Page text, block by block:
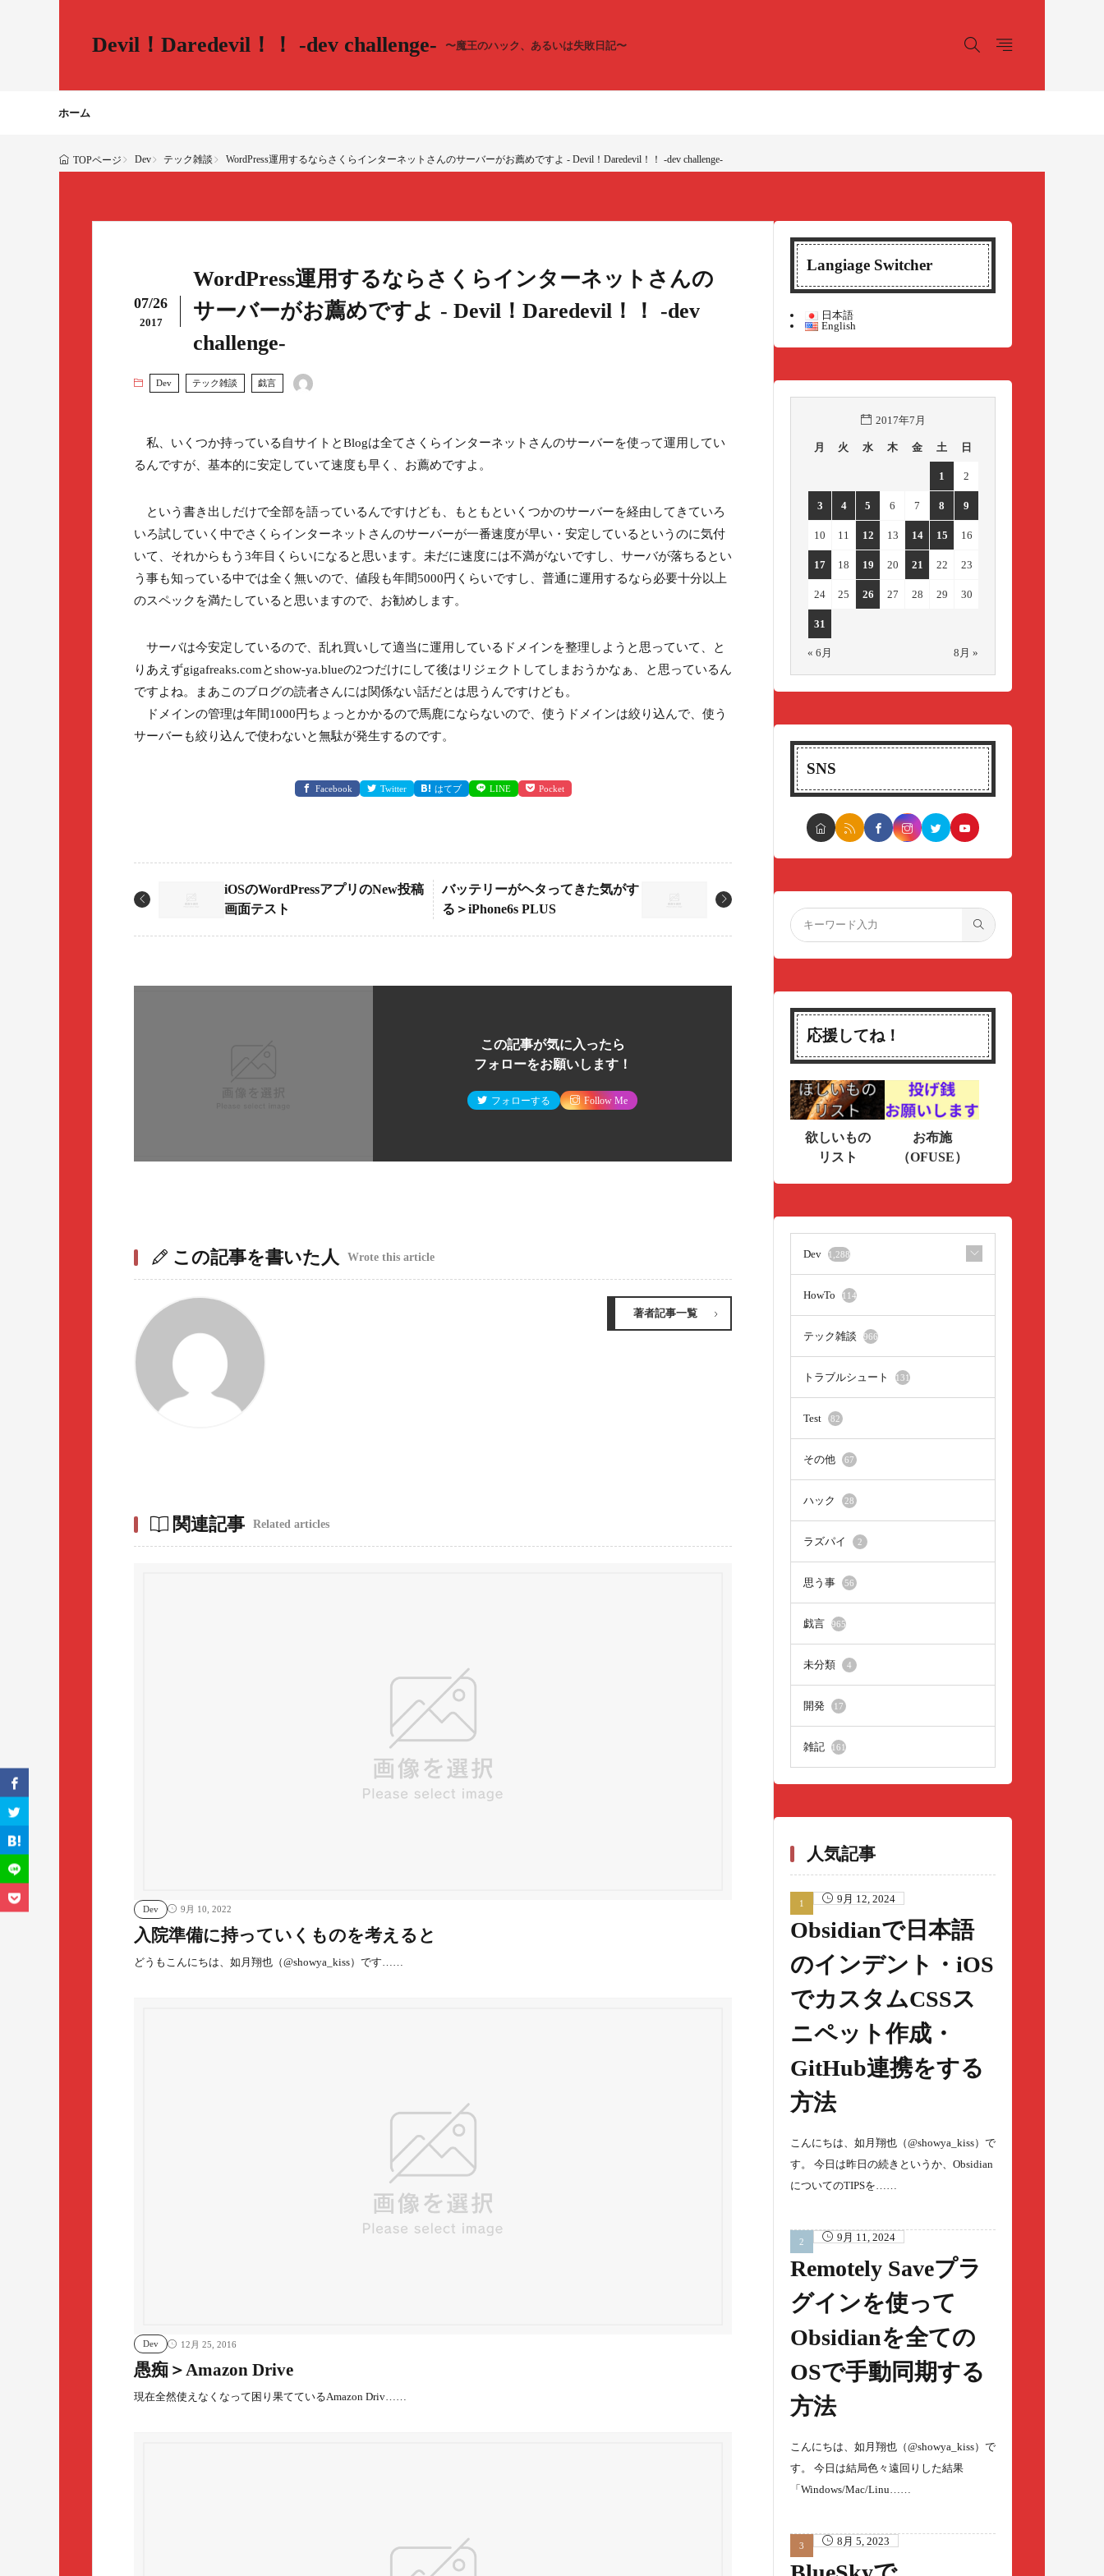
Devil！Daredevil！！ -dev challenge- 〜魔王のハック、あるいは失敗日記〜
ホーム
TOPページ Dev テック雑談 WordPress運用するならさくらインターネットさんのサーバーがお薦めですよ - Devil！Daredevil！！ -dev challenge-
07/26
2017
WordPress運用するならさくらインターネットさんの
サーバーがお薦めですよ - Devil！Daredevil！！ -dev
challenge-
Dev テック雑談 戯言
私、いくつか持っている自サイトとBlogは全てさくらインターネットさんのサーバーを使って運用してい
るんですが、基本的に安定していて速度も早く、お薦めですよ。
という書き出しだけで全部を語っているんですけども、もともといくつかのサーバーを経由してきていろ
いろ試していく中でさくらインターネットさんのサーバーが一番速度が早い・安定しているというのに気付
いて、それからもう3年目くらいになると思います。未だに速度には不満がないですし、サーバが落ちるとい
う事も知っている中では全く無いので、値段も年間5000円くらいですし、普通に運用するなら必要十分以上
のスペックを満たしていると思いますので、お勧めします。
サーバは今安定しているので、乱れ買いして適当に運用しているドメインを整理しようと思っていて、と
りあえずgigafreaks.comとshow-ya.blueの2つだけにして後はリジェクトしてしまおうかなぁ、と思っているん
ですよね。まあこのブログの読者さんには関係ない話だとは思うんですけども。
ドメインの管理は年間1000円ちょっとかかるので馬鹿にならないので、使うドメインは絞り込んで、使う
サーバーも絞り込んで使わないと無駄が発生するのです。
Facebook Twitter はてブ LINE Pocket
iOSのWordPressアプリのNew投稿
画面テスト
バッテリーがヘタってきた気がす
る＞iPhone6s PLUS
この記事が気に入ったら
フォローをお願いします！
フォローする Follow Me
この記事を書いた人 Wrote this article
著者記事一覧
関連記事 Related articles
Dev 9月 10, 2022
入院準備に持っていくものを考えると
どうもこんにちは、如月翔也（@showya_kiss）です……
Dev 12月 25, 2016
愚痴＞Amazon Drive
現在全然使えなくなって困り果てているAmazon Driv……
Langiage Switcher
日本語
English
2017年7月
月 火 水 木 金 土 日
1 2
3 4 5 6 7 8 9
10 11 12 13 14 15 16
17 18 19 20 21 22 23
24 25 26 27 28 29 30
31
« 6月 8月 »
SNS
応援してね！
欲しいもの
リスト
お布施
（OFUSE）
Dev 1,288
HowTo 114
テック雑談 966
トラブルシュート 131
Test 82
その他 67
ハック 28
ラズパイ 2
思う事 56
戯言 965
未分類 4
開発 17
雑記 161
人気記事
9月 12, 2024
Obsidianで日本語
のインデント・iOS
でカスタムCSSス
ニペット作成・
GitHub連携をする
方法
こんにちは、如月翔也（@showya_kiss）で
す。 今日は昨日の続きというか、Obsidian
についてのTIPSを……
9月 11, 2024
Remotely Saveプラ
グインを使って
Obsidianを全ての
OSで手動同期する
方法
こんにちは、如月翔也（@showya_kiss）で
す。 今日は結局色々遠回りした結果
「Windows/Mac/Linu……
8月 5, 2023